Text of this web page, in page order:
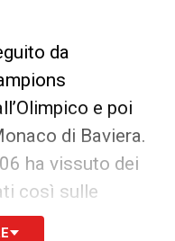
da
e poi
di Baviera.
ha vissuto dei
così sulle
Sport